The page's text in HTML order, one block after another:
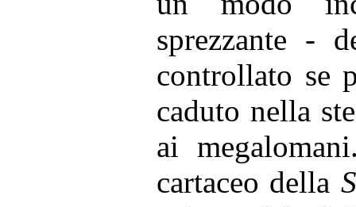
sprezzante -
controllato se
caduto nella
ai
cartaceo della